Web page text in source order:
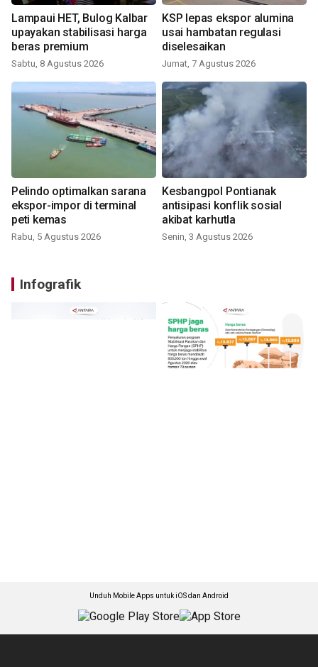
Lampaui HET, Bulog Kalbar
upayakan stabilisasi harga
beras premium
Sabtu, 8 Agustus 2026
KSP lepas ekspor alumina
usai hambatan regulasi
diselesaikan
Jumat, 7 Agustus 2026
Pelindo optimalkan sarana
ekspor-impor di terminal
peti kemas
Rabu, 5 Agustus 2026
Kesbangpol Pontianak
antisipasi konflik sosial
akibat karhutla
Senin, 3 Agustus 2026
Infografik
Unduh Mobile Apps untuk iOS dan Android